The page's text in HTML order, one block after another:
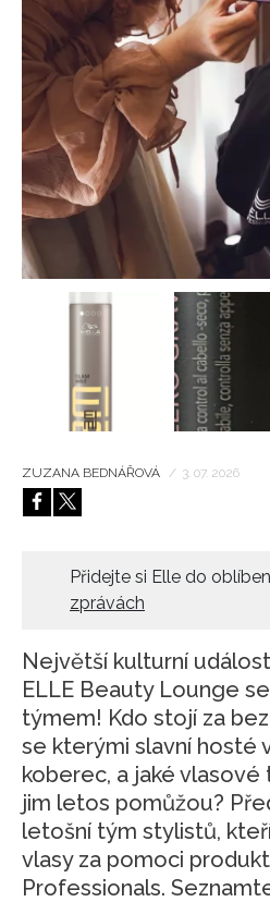
HOME
ZUZANA BEDNÁŘOVÁ / 3. 07. 2026
Přidejte si Elle do
zprávách
Největší kulturní
ELLE Beauty Lounge
týmem! Kdo stojí za
se kterými slavní hosté
koberec, a jaké
jim letos pomůžou?
letošní tým stylistů,
vlasy za pomoci
Professionals.